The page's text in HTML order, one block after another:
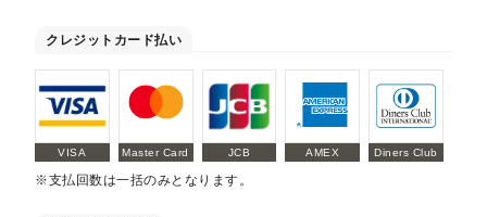
クレジットカード払い
VISA Master Card JCB AMEX Diners Club
※支払回数は一括のみとなります。